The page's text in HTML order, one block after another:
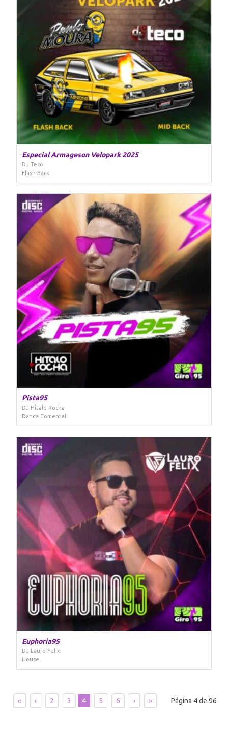
Especial Armageson Velopark 2025
DJ Teco
Flash-Back
Pista95
DJ Hitalo Rocha
Dance Comercial
Euphoria95
DJ Lauro Felix
House
Página 4 de 96
« ‹ 2 3 4 5 6 › »